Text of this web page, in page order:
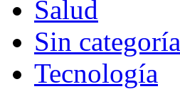
Salud
Sin categoría
Tecnología